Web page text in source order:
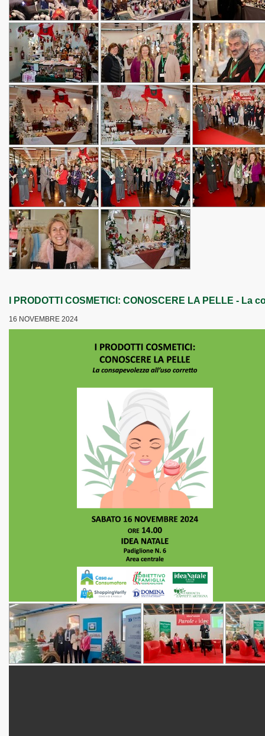
I PRODOTTI COSMETICI: CONOSCERE LA PELLE - La
16 NOVEMBRE 2024